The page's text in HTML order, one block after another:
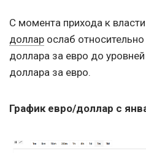
С момента прихода к
доллар ослаб относительно
доллара за евро до
доллара за евро.
График евро/доллар с